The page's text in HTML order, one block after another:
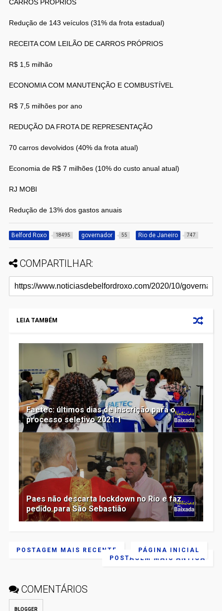
CARROS PRÓPRIOS
Redução de 143 veículos (31% da frota estadual)
RECEITA COM LEILÃO DE CARROS PRÓPRIOS
R$ 1,5 milhão
ECONOMIA COM MANUTENÇÃO E COMBUSTÍVEL
R$ 7,5 milhões por ano
REDUÇÃO DA FROTA DE REPRESENTAÇÃO
70 carros devolvidos (40% da frota atual)
Economia de R$ 7 milhões (10% do custo anual atual)
RJ MOBI
Redução de 13% dos gastos anuais
Belford Roxo 18495 governador 55 Rio de Janeiro 747
COMPARTILHAR:
LEIA TAMBÉM
Faetec: últimos dias de inscrição para o
processo seletivo 2021.1
Paes não descarta lockdown no Rio e faz
pedido para São Sebastião
POSTAGEM MAIS RECENTE
POSTAGEM MAIS ANTIGA
PÁGINA INICIAL
COMENTÁRIOS
BLOGGER